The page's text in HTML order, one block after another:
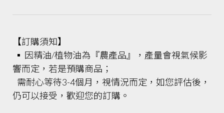
【訂購須知】
▪ 因精油/植物油為『農產品』，產量會視氣候影
響而定，若是預購商品；
需耐心等待3-4個月，視情況而定，如您評估後，
仍可以接受，歡迎您的訂購。